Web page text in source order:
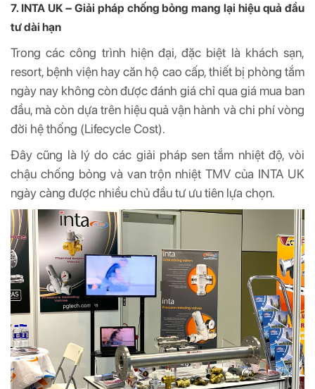
7. INTA UK – Giải pháp chống bỏng mang lại hiệu quả đầu
tư dài hạn
Trong các công trình hiện đại, đặc biệt là khách sạn,
resort, bệnh viện hay căn hộ cao cấp, thiết bị phòng tắm
ngày nay không còn được đánh giá chỉ qua giá mua ban
đầu, mà còn dựa trên hiệu quả vận hành và chi phí vòng
đời hệ thống (Lifecycle Cost).
Đây cũng là lý do các giải pháp sen tắm nhiệt độ, vòi
chậu chống bỏng và van trộn nhiệt TMV của INTA UK
ngày càng được nhiều chủ đầu tư ưu tiên lựa chọn.